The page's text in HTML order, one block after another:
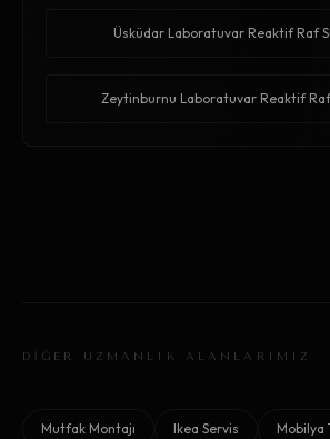
Üsküdar Laboratuvar Reaktif Raf
Zeytinburnu Laboratuvar Reaktif
DİĞER UZMANLIK ALANLARIMIZ
Mutfak Montajı Ikea Servis Mobilya